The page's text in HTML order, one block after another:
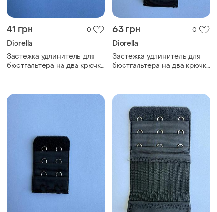
41 грн 0
Diorella
Застежка удлинитель для
бюстгальтера на два крючка
63 грн 0
Diorella
Застежка удлинитель для
бюстгальтера на два крючка